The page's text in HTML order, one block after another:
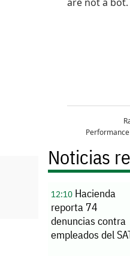
Noticias
12:10 Hacienda
reporta 74
denuncias contra
empleados del